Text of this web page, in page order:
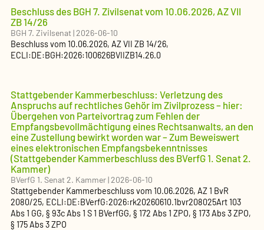
Beschluss des BGH 7. Zivilsenat vom 10.06.2026, AZ VII
ZB 14/26
BGH 7. Zivilsenat|2026-06-10
Beschlussvom 10.06.2026, AZVII ZB 14/26,
ECLI:DE:BGH:2026:100626BVIIZB14.26.0
Stattgebender Kammerbeschluss: Verletzung des
Anspruchs auf rechtliches Gehör im Zivilprozess – hier:
Übergehen von Parteivortrag zum Fehlen der
Empfangsbevollmächtigung eines Rechtsanwalts, an den
eine Zustellung bewirkt worden war – Zum Beweiswert
eines elektronischen Empfangsbekenntnisses
(Stattgebender Kammerbeschluss des BVerfG 1. Senat 2.
Kammer)
BVerfG 1. Senat 2. Kammer|2026-06-10
Stattgebender Kammerbeschlussvom 10.06.2026, AZ1 BvR
2080/25, ECLI:DE:BVerfG:2026:rk20260610.1bvr208025Art 103
Abs 1 GG, § 93c Abs 1 S 1 BVerfGG, § 172 Abs 1 ZPO, § 173 Abs 3 ZPO,
§ 175 Abs 3 ZPO